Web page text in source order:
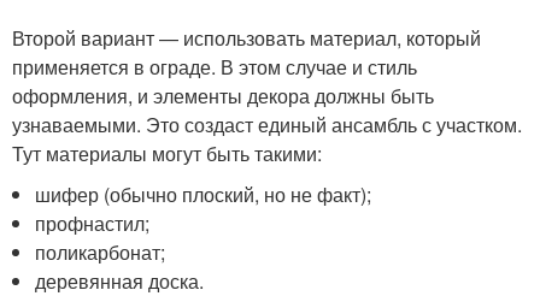
Второй вариант — использовать материал, который
применяется в ограде. В этом случае и стиль
оформления, и элементы декора должны быть
узнаваемыми. Это создаст единый ансамбль с участком.
Тут материалы могут быть такими:
шифер (обычно плоский, но не факт);
профнастил;
поликарбонат;
деревянная доска.